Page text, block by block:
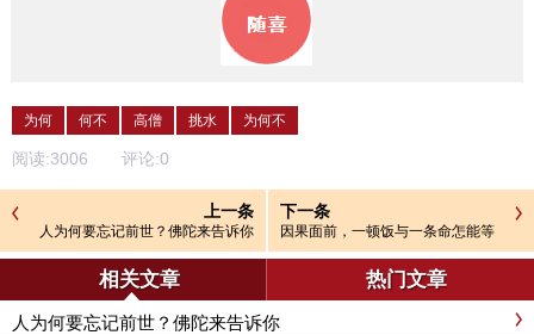
为何 何不 高僧 挑水 为何不
阅读:3006 评论:0
上一条
人为何要忘记前世？佛陀来告诉你
下一条
因果面前，一顿饭与一条命怎能等
同？
相关文章 热门文章
人为何要忘记前世？佛陀来告诉你